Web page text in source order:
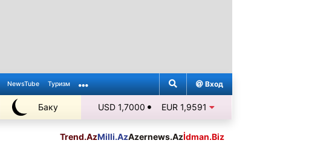
NewsTube Туризм Вход
Баку USD 1,7000 EUR 1,9591
Trend.AzMilli.AzAzernews.Azİdman.Biz